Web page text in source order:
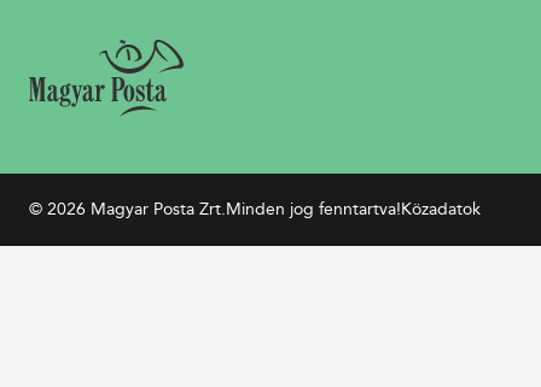
© 2026 Magyar Posta Zrt.Minden jog fenntartva!Közadatok